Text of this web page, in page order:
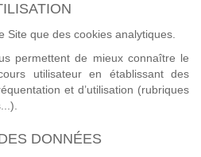
Site que des cookies analytiques.
permettent de mieux connaître le
utilisateur en établissant des
et d’utilisation (rubriques
DONNÉES